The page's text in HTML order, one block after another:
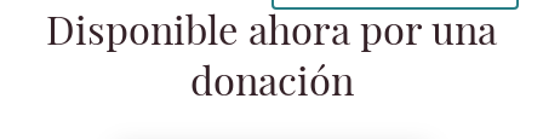
Disponible ahora por una
donación